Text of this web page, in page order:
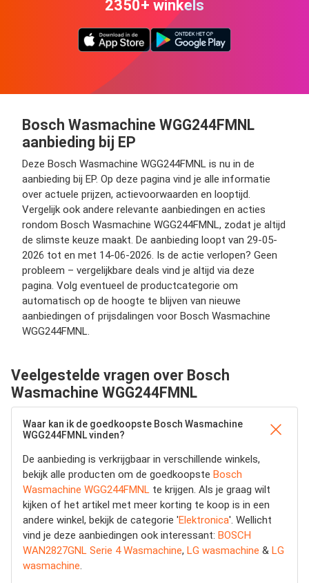
2350+ winkels
Bosch Wasmachine WGG244FMNL
aanbieding bij EP
Deze Bosch Wasmachine WGG244FMNL is nu in de
aanbieding bij EP. Op deze pagina vind je alle informatie
over actuele prijzen, actievoorwaarden en looptijd.
Vergelijk ook andere relevante aanbiedingen en acties
rondom Bosch Wasmachine WGG244FMNL, zodat je altijd
de slimste keuze maakt. De aanbieding loopt van 29-05-
2026 tot en met 14-06-2026. Is de actie verlopen? Geen
probleem – vergelijkbare deals vind je altijd via deze
pagina. Volg eventueel de productcategorie om
automatisch op de hoogte te blijven van nieuwe
aanbiedingen of prijsdalingen voor Bosch Wasmachine
WGG244FMNL.
Veelgestelde vragen over Bosch
Wasmachine WGG244FMNL
Waar kan ik de goedkoopste Bosch Wasmachine
WGG244FMNL vinden?
De aanbieding is verkrijgbaar in verschillende winkels,
bekijk alle producten om de goedkoopste Bosch
Wasmachine WGG244FMNL te krijgen. Als je graag wilt
kijken of het artikel met meer korting te koop is in een
andere winkel, bekijk de categorie 'Elektronica'. Wellicht
vind je deze aanbiedingen ook interessant: BOSCH
WAN2827GNL Serie 4 Wasmachine, LG wasmachine & LG
wasmachine.